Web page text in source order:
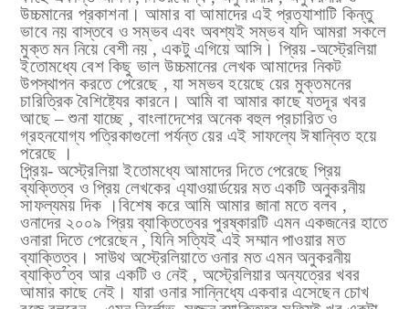
উচ্চমানের প্রকাশনা। আমার বা আমাদের এই প্রত্যাশাটি কিন্তু
ভাবে নয় বাস্তবে ও সম্ভব এবং অবশ্যই সম্ভব যদি আমরা সকলে
মুক্ত মন নিয়ে বেশী নয় , একটু এগিয়ে আসি। প্রিয় -অস্ট্রেলিয়া
ইতোমধ্যে বেশ কিছু ভাল উচ্চমানের লেখক আমাদের নিকট
উপস্থাপন করতে পেরেছে , যা সম্ভব হয়েছে য়ের মুক্তমনের
চারিত্রিক বৈশিষ্ট্যের কারনে। আমি বা আমার কাছে যতদূর খবর
আছে – শুনা যাচ্ছে , বাংলাদেশের অনেক বহুল প্রচারিত ও
গ্রহনযোগ্য পত্রিকাগুলো পর্যন্ত য়ের এই সাফল্যে ঈষান্বিত হয়ে
পরেছে ।
প্র্রিয়- অস্ট্রেলিয়া ইতোমধ্যে আমাদের দিতে পেরেছে প্রিয়
ব্যক্তিত্ব ও প্রিয় লেখকের এ্যাওয়ার্ডয়ের মত একটি অনুকরনীয়
সাফল্যময় দিক ।বিশেষ করে আমি আমার জানা মতে বলব ,
ওনাদের ২০০৯ প্রিয় ব্যাক্তিত্বের পুরষ্কারটি এমন একজনের হাতে
ওনারা দিতে পেরেছেন , যিনি সত্যিই এই সম্মান পাওয়ার মত
ব্যাক্তিত্ব। সাউথ অস্ট্রেলিয়াতে ওনার মত এমন অনুকরনীয়
ব্যাক্তি²ত্ব আর একটি ও নেই , অস্ট্রেলিয়ার অন্যত্রের খবর
আমার কাছে নেই। যারা ওনার সান্নিধ্যে একবার এসেছেন চোখ